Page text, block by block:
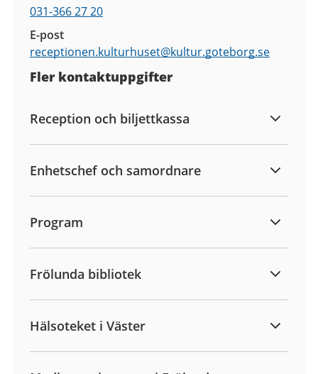
031-366 27 20
E-post
receptionen.kulturhuset@kultur.goteborg.se
Fler kontaktuppgifter
Reception och biljettkassa
Enhetschef och samordnare
Program
Frölunda bibliotek
Hälsoteket i Väster